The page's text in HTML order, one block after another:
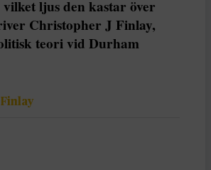
vilket ljus den kastar över
Christopher J Finlay,
teori vid Durham